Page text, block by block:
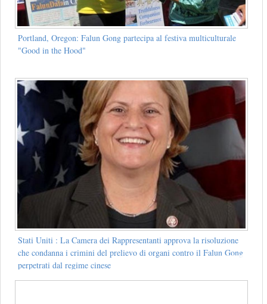
Portland, Oregon: Falun Gong partecipa al festiva multiculturale
"Good in the Hood"
Stati Uniti : La Camera dei Rappresentanti approva la risoluzione
che condanna i crimini del prelievo di organi contro il Falun Gong
perpetrati dal regime cinese